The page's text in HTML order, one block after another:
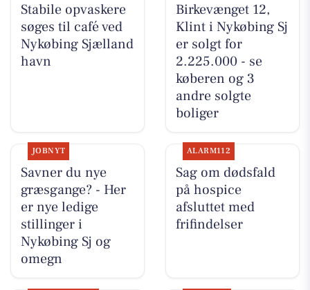
Stabile opvaskere
søges til café ved
Nykøbing Sjælland
havn
Birkevænget 12,
Klint i Nykøbing Sj
er solgt for
2.225.000 - se
køberen og 3
andre solgte
boliger
JOBNYT
Savner du nye
græsgange? - Her
er nye ledige
stillinger i
Nykøbing Sj og
omegn
ALARM112
Sag om dødsfald
på hospice
afsluttet med
frifindelser